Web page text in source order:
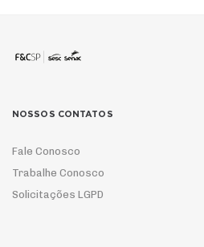
NOSSOS CONTATOS
Fale Conosco
Trabalhe Conosco
Solicitações LGPD